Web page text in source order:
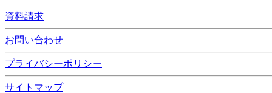
資料請求
お問い合わせ
プライバシーポリシー
サイトマップ